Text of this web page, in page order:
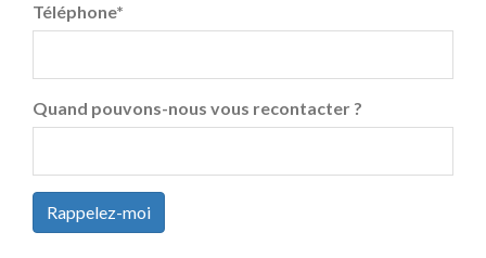
Téléphone*
Quand pouvons-nous vous recontacter ?
Rappelez-moi